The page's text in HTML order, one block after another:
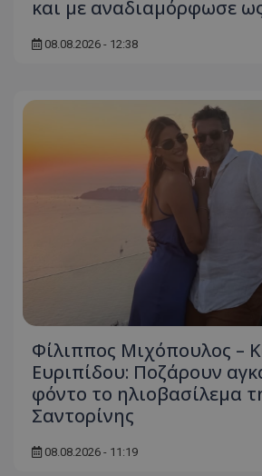
και με αναδιαμόρφωσε
08.08.2026 - 12:38
Φίλιππος Μιχόπουλος –
Ευριπίδου: Ποζάρουν
φόντο το ηλιοβασίλεμα
Σαντορίνης
08.08.2026 - 11:19